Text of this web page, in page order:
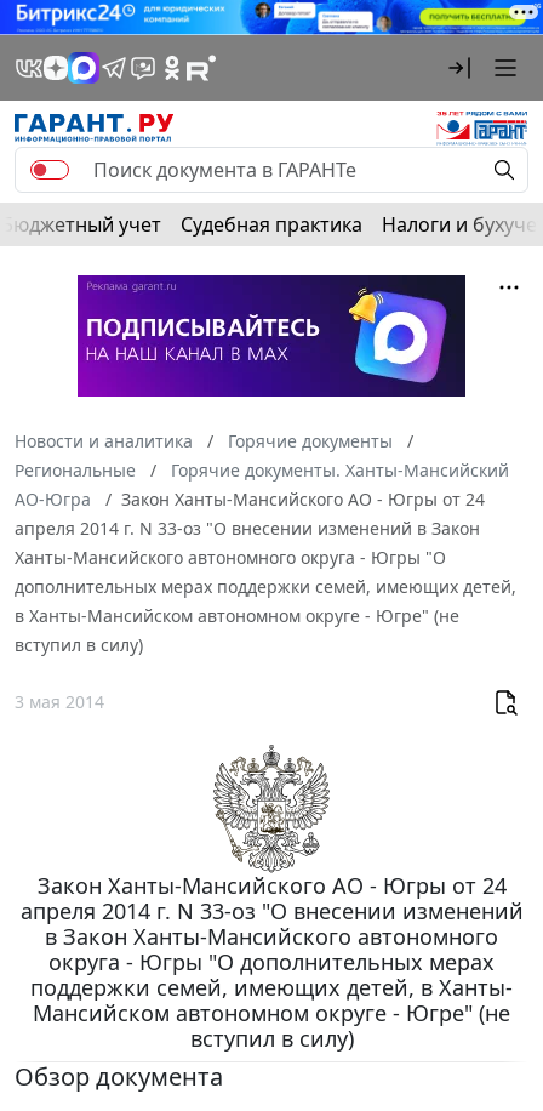
Бюджетный учет Судебная практика Налоги и
Новости и аналитика
Горячие документы
Региональные
Горячие документы. Ханты-Мансийский
АО-Югра
Закон Ханты-Мансийского АО - Югры от 24
апреля 2014 г. N 33-оз "О внесении изменений в Закон
Ханты-Мансийского автономного округа - Югры "О
дополнительных мерах поддержки семей, имеющих детей,
в Ханты-Мансийском автономном округе - Югре" (не
вступил в силу)
3 мая 2014
Закон Ханты-Мансийского АО - Югры от 24
апреля 2014 г. N 33-оз "О внесении изменений
в Закон Ханты-Мансийского автономного
округа - Югры "О дополнительных мерах
поддержки семей, имеющих детей, в Ханты-
Мансийском автономном округе - Югре" (не
вступил в силу)
Обзор документа